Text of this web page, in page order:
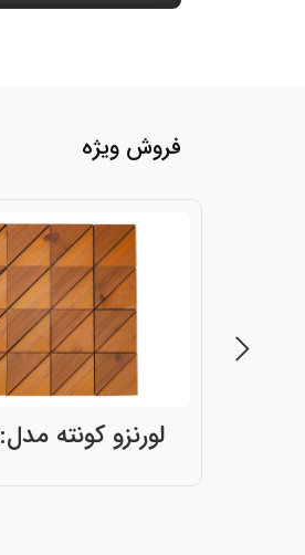
فروش ویژه
لورنزو کونته مدل:ALDO